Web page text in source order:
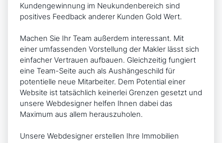
Kundengewinnung im Neukundenbereich sind
positives Feedback anderer Kunden Gold Wert.
Machen Sie Ihr Team außerdem interessant. Mit
einer umfassenden Vorstellung der Makler lässt sich
einfacher Vertrauen aufbauen. Gleichzeitig fungiert
eine Team-Seite auch als Aushängeschild für
potentielle neue Mitarbeiter. Dem Potential einer
Website ist tatsächlich keinerlei Grenzen gesetzt und
unsere Webdesigner helfen Ihnen dabei das
Maximum aus allem herauszuholen.
Unsere Webdesigner erstellen Ihre Immobilien